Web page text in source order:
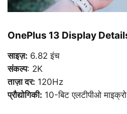
OnePlus 13 Display
साइज़: 6.82 इंच
संकल्प: 2K
ताज़ा दर: 120Hz
प्रौद्योगिकी: 10-बिट एलटीपीओ